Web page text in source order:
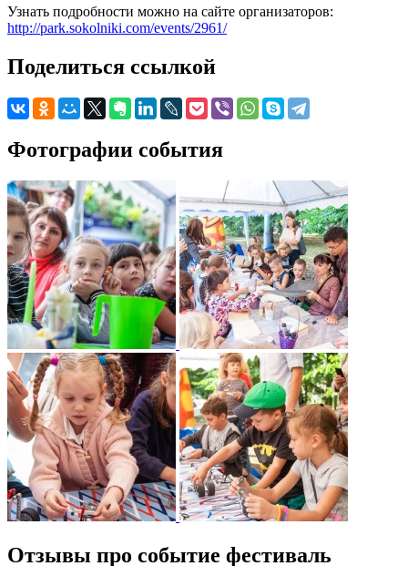
Узнать подробности можно на сайте организаторов:
http://park.sokolniki.com/events/2961/
Поделиться ссылкой
Фотографии события
Отзывы про событие фестиваль